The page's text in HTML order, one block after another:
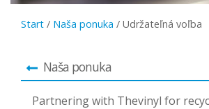
Start / Naša ponuka / Udržateľná voľba
Naša ponuka
Partnering with Thevinyl for